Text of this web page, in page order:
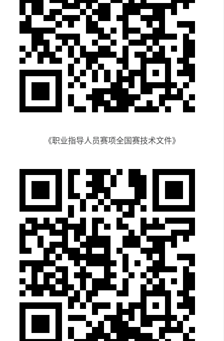
《职业指导人员赛项全国赛技术文件》